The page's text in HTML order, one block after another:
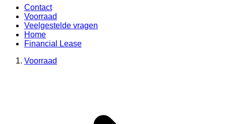
Contact
Voorraad
Veelgestelde vragen
Home
Financial Lease
Voorraad